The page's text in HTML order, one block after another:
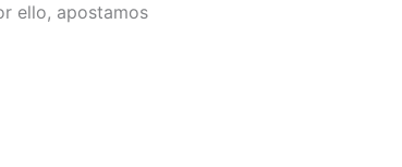
ello, apostamos